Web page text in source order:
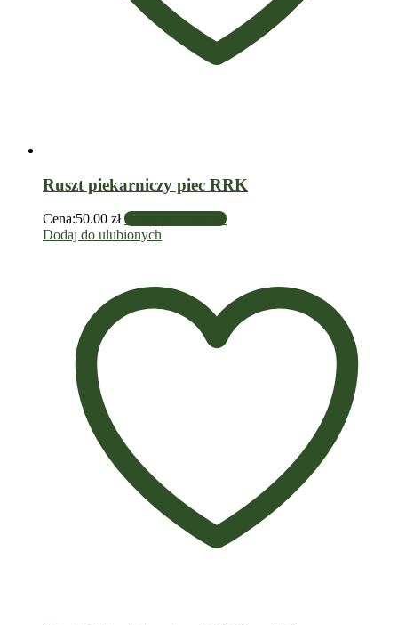
Ruszt piekarniczy piec RRK
Cena:50.00 zł Dodaj do koszyka
Dodaj do ulubionych